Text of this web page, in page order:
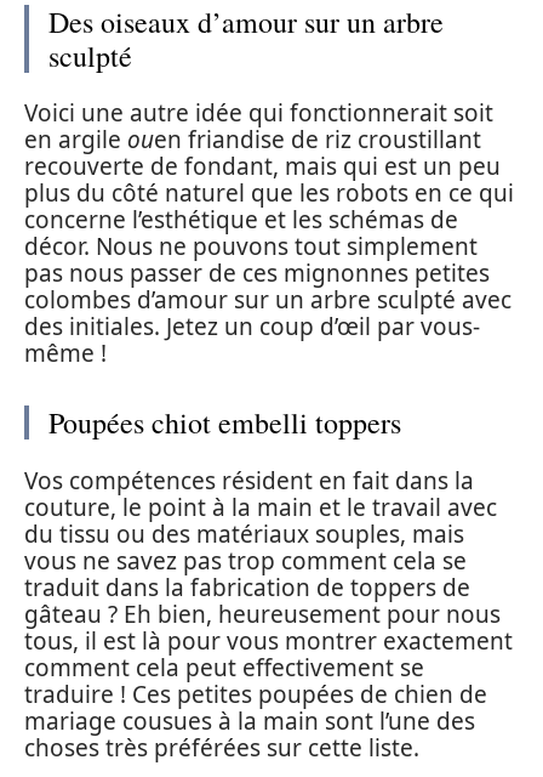
Des oiseaux d’amour sur un arbre
sculpté
Voici une autre idée qui fonctionnerait soit
en argile ouen friandise de riz croustillant
recouverte de fondant, mais qui est un peu
plus du côté naturel que les robots en ce qui
concerne l’esthétique et les schémas de
décor. Nous ne pouvons tout simplement
pas nous passer de ces mignonnes petites
colombes d’amour sur un arbre sculpté avec
des initiales. Jetez un coup d’œil par vous-
même !
Poupées chiot embelli toppers
Vos compétences résident en fait dans la
couture, le point à la main et le travail avec
du tissu ou des matériaux souples, mais
vous ne savez pas trop comment cela se
traduit dans la fabrication de toppers de
gâteau ? Eh bien, heureusement pour nous
tous, il est là pour vous montrer exactement
comment cela peut effectivement se
traduire ! Ces petites poupées de chien de
mariage cousues à la main sont l’une des
choses très préférées sur cette liste.